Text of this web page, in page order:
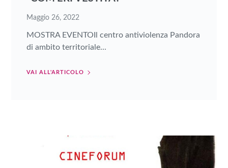
Maggio 26, 2022
MOSTRA EVENTOIl centro antiviolenza Pandora
di ambito territoriale...
VAI ALL'ARTICOLO